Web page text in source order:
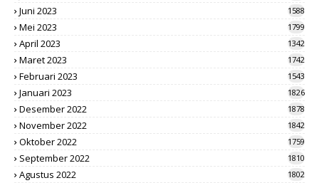
Juni 2023 1588
Mei 2023 1799
April 2023 1342
Maret 2023 1742
Februari 2023 1543
Januari 2023 1826
Desember 2022 1878
November 2022 1842
Oktober 2022 1759
September 2022 1810
Agustus 2022 1802